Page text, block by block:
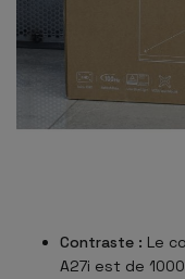
Contraste : Le
A27i est de